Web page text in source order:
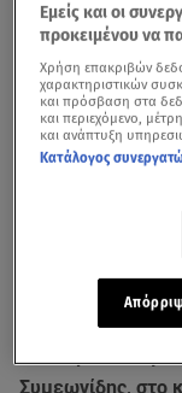
αντιαεροπορική
ρωσικές
«κάδρο» και την
Πεντάγωνο ο
Συμεωνίδης, στο
Εμείς και οι
προκειμένου να
Χρήση επακριβών
χαρακτηριστικών
και πρόσβαση στα
και περιεχόμενο,
και ανάπτυξη
Κατάλογος